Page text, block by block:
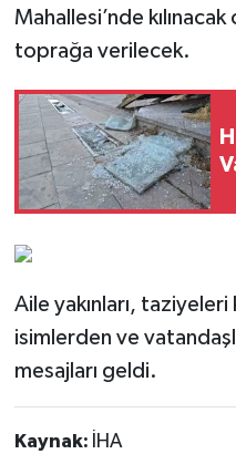
Mahallesi’nde
toprağa verilecek.
Aile yakınları,
isimlerden ve
mesajları geldi.
Kaynak: İHA